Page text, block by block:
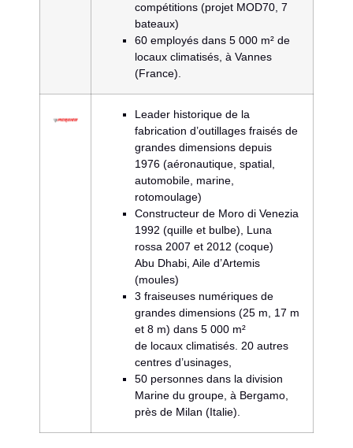
compétitions (projet MOD70, 7
bateaux)
60 employés dans 5 000 m² de
locaux climatisés, à Vannes
(France).
Leader historique de la
fabrication d’outillages fraisés de
grandes dimensions depuis
1976 (aéronautique, spatial,
automobile, marine,
rotomoulage)
Constructeur de Moro di Venezia
1992 (quille et bulbe), Luna
rossa 2007 et 2012 (coque)
Abu Dhabi, Aile d’Artemis
(moules)
3 fraiseuses numériques de
grandes dimensions (25 m, 17 m
et 8 m) dans 5 000 m²
de locaux climatisés. 20 autres
centres d’usinages,
50 personnes dans la division
Marine du groupe, à Bergamo,
près de Milan (Italie).